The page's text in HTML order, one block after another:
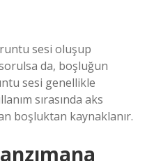
sesi oluşup
da, boşluğun
sesi genellikle
sırasında aks
boşluktan kaynaklanır.